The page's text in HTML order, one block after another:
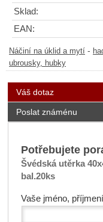
Sklad:
EAN:
Náčiní na úklid a mytí -
ubrousky, hubky
Váš dotaz
Poslat známénu
Potřebujete
Švédská utěrka
bal.20ks
Vaše jméno,